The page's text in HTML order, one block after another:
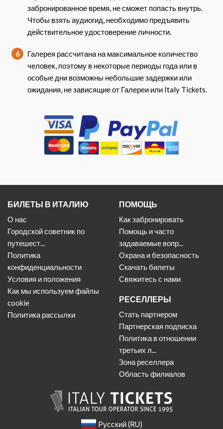
забронированное время, не сможет попасть внутрь.
Чтобы взять аудиогид, необходимо предъявить
действительное удостоверение личности.
6
Галерея рассчитана на максимальное количество
человек, поэтому в некоторые периоды года или в
особые дни возможны небольшие задержки или
ожидания, не зависящие от Галереи или Italy Tickets.
БИЛЕТЫ В ИТАЛИЮ
О нас
Городской советник по
путешест...
Политика
конфиденциальности
Условия и положения
Как мы используем файлы
cookie
Политика рассылки
ПОМОЩЬ
Как забронировать
Помощь и часто
задаваемые вопр...
Охрана и безопасность
Скачать билеты
Свяжитесь с нами
РЕСЕЛЛЕРЫ
Стать партнером
Партнерская подписка
Политика в отношении
третьих л...
Зона реселлера
Область филиалов
Pусский (RU)